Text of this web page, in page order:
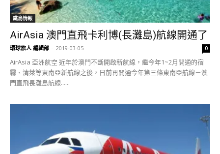
鐵鳥情報
AirAsia 澳門直飛卡利博(長灘島)航線開通了
環球旅人 編輯部 - 2019-03-05 0
AirAsia 亞洲航空 近年於澳門不斷開啟新航線，繼今年1~2月開通的宿
霧、清萊等東南亞新航線之後，日前再開通今年第三條東南亞航線－澳
門直飛長灘島航線......